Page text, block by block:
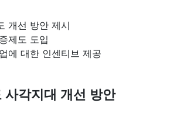
개선 방안 제시
제도 도입
에 대한 인센티브 제공
사각지대 개선 방안